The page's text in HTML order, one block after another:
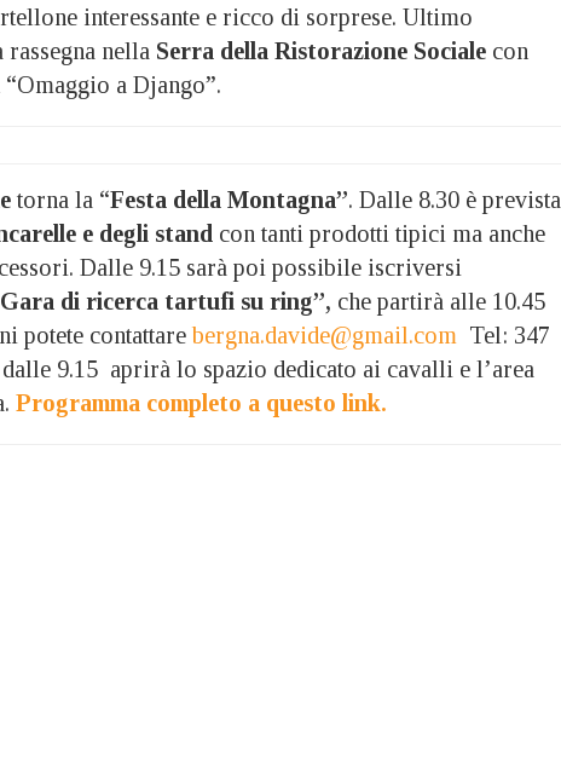
interessante e ricco di sorprese. Ultimo
rassegna nella Serra della Ristorazione Sociale con
“Omaggio a Django”.
torna la “Festa della Montagna”. Dalle 8.30 è prevista
e degli stand con tanti prodotti tipici ma anche
Dalle 9.15 sarà poi possibile iscriversi
Gara di ricerca tartufi su ring”, che partirà alle 10.45
potete contattarebergna.davide@gmail.com Tel: 347
9.15 aprirà lo spazio dedicato ai cavalli e l’area
Programma completo a questo link.